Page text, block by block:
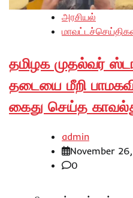
அரசியல்
தமிழக முதல்வர்
தடையை மீறி
கைது செய்த
admin
November
0